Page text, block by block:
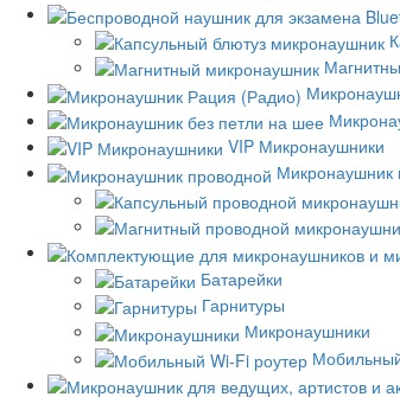
VIP Микронаушники
Микронаушник
Батарейки
Гарнитуры
Микронаушники